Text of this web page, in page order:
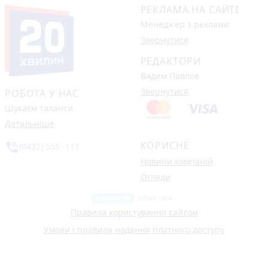
РОБОТА У НАС
Шукаєм таланти
Детальніше
РЕКЛАМА НА САЙТІ
Менеджер з реклами
Звернутися
РЕДАКТОРИ
Вадим Павлов
Звернутися
КОРИСНЕ
Новини компаній
Огляди
Правила користування сайтом
Умови і правила надання платного доступу